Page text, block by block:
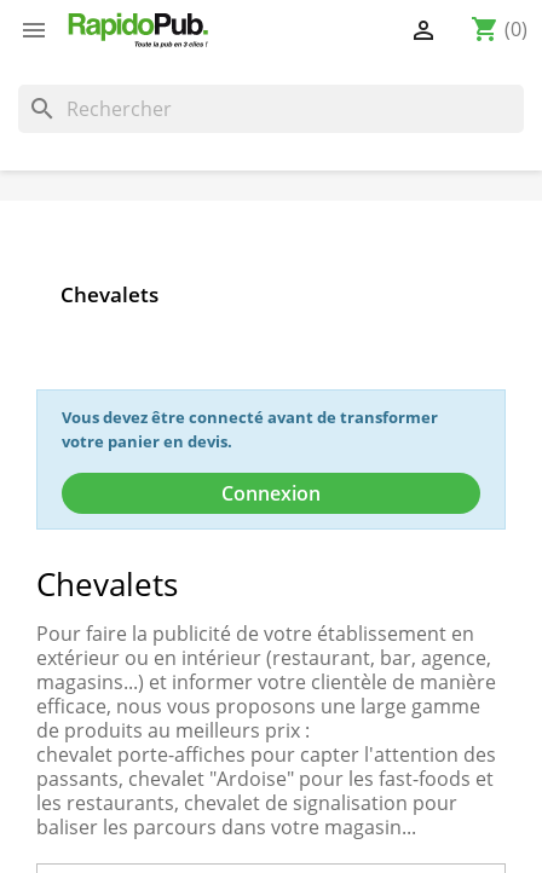
 shopping_cart (0)

search
Chevalets
Vous devez être connecté avant de transformer
votre panier en devis.
Connexion
Chevalets
Pour faire la publicité de votre établissement en
extérieur ou en intérieur (restaurant, bar, agence,
magasins...) et informer votre clientèle de manière
efficace, nous vous proposons une large gamme
de produits au meilleurs prix :
chevalet porte-affiches pour capter l'attention des
passants, chevalet "Ardoise" pour les fast-foods et
les restaurants, chevalet de signalisation pour
baliser les parcours dans votre magasin...